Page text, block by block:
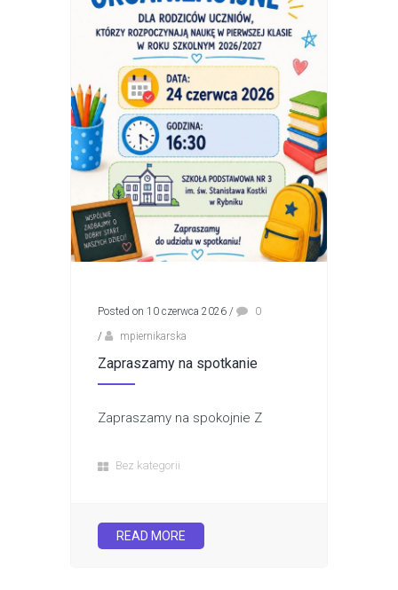
Posted on 10 czerwca 2026 /
0
/
mpiernikarska
Zapraszamy na spotkanie
Zapraszamy na spokojnie Z
Bez kategorii
READ MORE